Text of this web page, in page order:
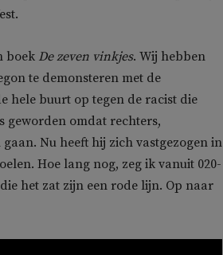
boek De zeven vinkjes. Wij hebben
te demonsteren met de
hele buurt op tegen de racist die
geworden omdat rechters,
Nu heeft hij zich vastgezogen in
Hoe lang nog, zeg ik vanuit 020-
het zat zijn een rode lijn. Op naar